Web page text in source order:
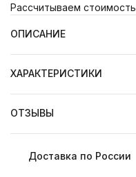
Рассчитываем стоимость
ОПИСАНИЕ
ХАРАКТЕРИСТИКИ
ОТЗЫВЫ
Доставка по России